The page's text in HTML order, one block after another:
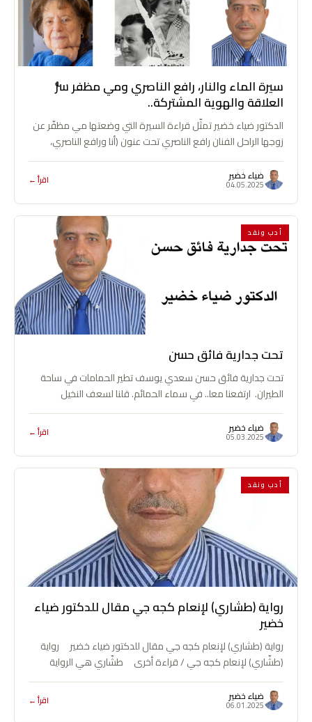
سيرة الماء والنار، رافع الناصري ومي مظفر سرُّ
العلاقة والهوية المشتركة..
الدكتور ضياء خضير تمثّل قراءة السيرة التي وضعتها مي مظفّر عن
زوجها الراحل الفنان رافع الناصري تحت عنون (أنا ورافع الناصري،
سيرة الماء والنار)، (المؤسسة…
ضياء خضير
04.05.2025 اقرأ ←
أدب ونقد
تحت جدارية فائق حسن
تحت جدارية فائق حسن سعدي يوسف تطير الحمامات في ساحة
الطيران. ارتفعنا معا.. في سماء الحمائم. قلنا لسعف النخيل
وللسنبل الرطب… هذا…
ضياء خضير
05.03.2025 اقرأ ←
أدب ونقد
رواية (طشاري) لإنعام كجه جي مقال للدكتور ضياء
خضير
رواية (طشاري) لإنعام كجه جي مقال للدكتور ضياء خضير رواية
(طشّاري) لإنعام كجه جي / قراءة أخرى طشّاري هي الرواية
الثالثة للصحفية…
ضياء خضير
06.01.2025 اقرأ ←